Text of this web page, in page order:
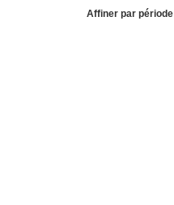
Affiner par période